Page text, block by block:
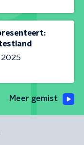
2025
Meer gemist